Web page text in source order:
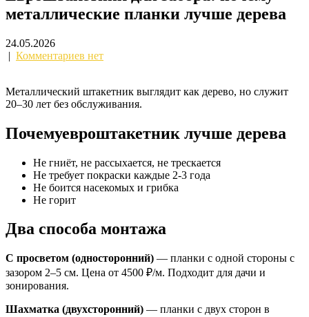
металлические планки лучше дерева
24.05.2026
| Комментариев нет
Металлический штакетник выглядит как дерево, но служит
20–30 лет без обслуживания.
Почемуевроштакетник лучше дерева
Не гниёт, не рассыхается, не трескается
Не требует покраски каждые 2-3 года
Не боится насекомых и грибка
Не горит
Два способа монтажа
С просветом (односторонний) — планки с одной стороны с
зазором 2–5 см. Цена от 4500 ₽/м. Подходит для дачи и
зонирования.
Шахматка (двухсторонний) — планки с двух сторон в